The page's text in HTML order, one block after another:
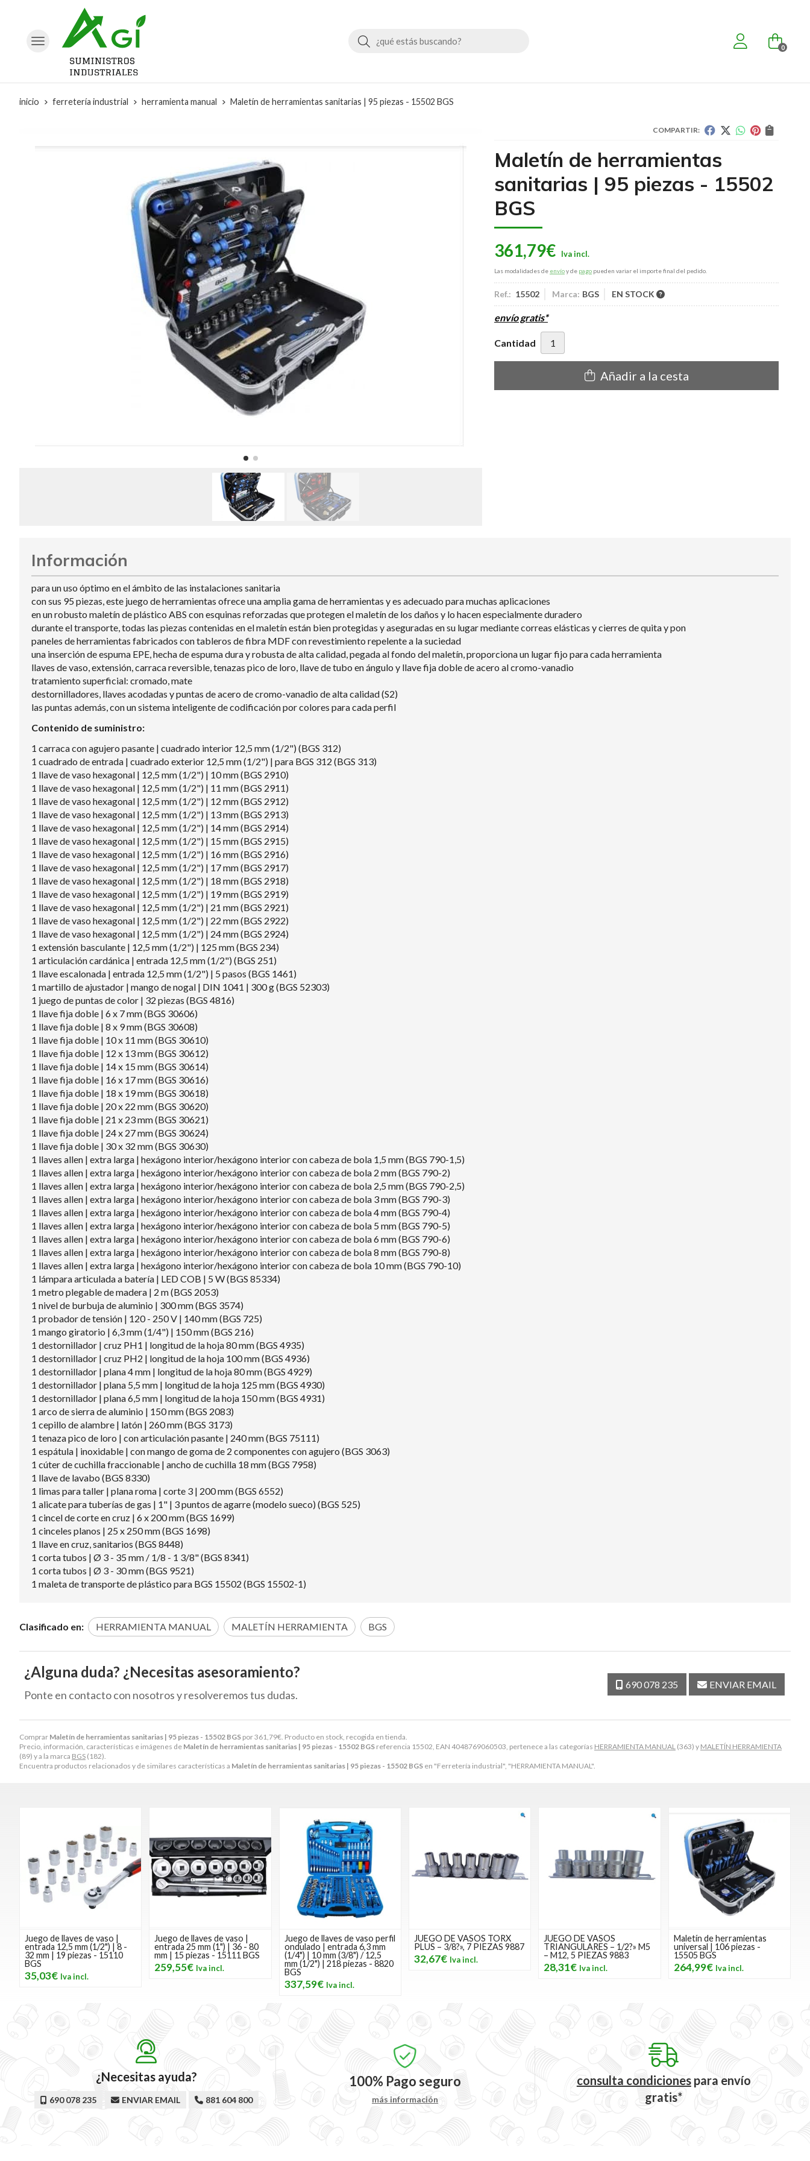
Buscar 0
inicio ferretería industrial herramienta manual Maletín de herramientas sanitarias | 95 piezas - 15502 BGS
COMPARTIR:
Maletín de herramientas
sanitarias | 95 piezas - 15502
BGS
361,79€
Las modalidades de envíoy de pago pueden variar el importe final del pedido.
Ref.: 15502 Marca: BGS EN STOCK
envío gratis*
Cantidad
Añadir a la cesta
Comprar Maletín de herramientas sanitarias | 95 piezas - 15502 BGS por361,79€ . Producto en stock, recogida en tienda.
Precio, información, características e imágenes de Maletín de herramientas sanitarias | 95 piezas - 15502 BGS referencia 15502, EAN 4048769060503, pertenece a las categorías HERRAMIENTA MANUAL (363) y MALETÍN HERRAMIENTA
(89) y a la marca BGS (182).
Encuentra productos relacionados y de similares características a Maletín de herramientas sanitarias | 95 piezas - 15502 BGS en "Ferretería industrial", "HERRAMIENTA MANUAL".
Información
para un uso óptimo en el ámbito de las instalaciones sanitaria
con sus 95 piezas, este juego de herramientas ofrece una amplia gama de herramientas y es adecuado para muchas aplicaciones
en un robusto maletín de plástico ABS con esquinas reforzadas que protegen el maletín de los daños y lo hacen especialmente duradero
durante el transporte, todas las piezas contenidas en el maletín están bien protegidas y aseguradas en su lugar mediante correas elásticas y cierres de quita y pon
paneles de herramientas fabricados con tableros de fibra MDF con revestimiento repelente a la suciedad
una inserción de espuma EPE, hecha de espuma dura y robusta de alta calidad, pegada al fondo del maletín, proporciona un lugar fijo para cada herramienta
llaves de vaso, extensión, carraca reversible, tenazas pico de loro, llave de tubo en ángulo y llave fija doble de acero al cromo-vanadio
tratamiento superficial: cromado, mate
destornilladores, llaves acodadas y puntas de acero de cromo-vanadio de alta calidad (S2)
las puntas además, con un sistema inteligente de codificación por colores para cada perfil
Contenido de suministro:
1 carraca con agujero pasante | cuadrado interior 12,5 mm (1/2") (BGS 312)
1 cuadrado de entrada | cuadrado exterior 12,5 mm (1/2") | para BGS 312 (BGS 313)
1 llave de vaso hexagonal | 12,5 mm (1/2") | 10 mm (BGS 2910)
1 llave de vaso hexagonal | 12,5 mm (1/2") | 11 mm (BGS 2911)
1 llave de vaso hexagonal | 12,5 mm (1/2") | 12 mm (BGS 2912)
1 llave de vaso hexagonal | 12,5 mm (1/2") | 13 mm (BGS 2913)
1 llave de vaso hexagonal | 12,5 mm (1/2") | 14 mm (BGS 2914)
1 llave de vaso hexagonal | 12,5 mm (1/2") | 15 mm (BGS 2915)
1 llave de vaso hexagonal | 12,5 mm (1/2") | 16 mm (BGS 2916)
1 llave de vaso hexagonal | 12,5 mm (1/2") | 17 mm (BGS 2917)
1 llave de vaso hexagonal | 12,5 mm (1/2") | 18 mm (BGS 2918)
1 llave de vaso hexagonal | 12,5 mm (1/2") | 19 mm (BGS 2919)
1 llave de vaso hexagonal | 12,5 mm (1/2") | 21 mm (BGS 2921)
1 llave de vaso hexagonal | 12,5 mm (1/2") | 22 mm (BGS 2922)
1 llave de vaso hexagonal | 12,5 mm (1/2") | 24 mm (BGS 2924)
1 extensión basculante | 12,5 mm (1/2") | 125 mm (BGS 234)
1 articulación cardánica | entrada 12,5 mm (1/2") (BGS 251)
1 llave escalonada | entrada 12,5 mm (1/2") | 5 pasos (BGS 1461)
1 martillo de ajustador | mango de nogal | DIN 1041 | 300 g (BGS 52303)
1 juego de puntas de color | 32 piezas (BGS 4816)
1 llave fija doble | 6 x 7 mm (BGS 30606)
1 llave fija doble | 8 x 9 mm (BGS 30608)
1 llave fija doble | 10 x 11 mm (BGS 30610)
1 llave fija doble | 12 x 13 mm (BGS 30612)
1 llave fija doble | 14 x 15 mm (BGS 30614)
1 llave fija doble | 16 x 17 mm (BGS 30616)
1 llave fija doble | 18 x 19 mm (BGS 30618)
1 llave fija doble | 20 x 22 mm (BGS 30620)
1 llave fija doble | 21 x 23 mm (BGS 30621)
1 llave fija doble | 24 x 27 mm (BGS 30624)
1 llave fija doble | 30 x 32 mm (BGS 30630)
1 llaves allen | extra larga | hexágono interior/hexágono interior con cabeza de bola 1,5 mm (BGS 790-1,5)
1 llaves allen | extra larga | hexágono interior/hexágono interior con cabeza de bola 2 mm (BGS 790-2)
1 llaves allen | extra larga | hexágono interior/hexágono interior con cabeza de bola 2,5 mm (BGS 790-2,5)
1 llaves allen | extra larga | hexágono interior/hexágono interior con cabeza de bola 3 mm (BGS 790-3)
1 llaves allen | extra larga | hexágono interior/hexágono interior con cabeza de bola 4 mm (BGS 790-4)
1 llaves allen | extra larga | hexágono interior/hexágono interior con cabeza de bola 5 mm (BGS 790-5)
1 llaves allen | extra larga | hexágono interior/hexágono interior con cabeza de bola 6 mm (BGS 790-6)
1 llaves allen | extra larga | hexágono interior/hexágono interior con cabeza de bola 8 mm (BGS 790-8)
1 llaves allen | extra larga | hexágono interior/hexágono interior con cabeza de bola 10 mm (BGS 790-10)
1 lámpara articulada a batería | LED COB | 5 W (BGS 85334)
1 metro plegable de madera | 2 m (BGS 2053)
1 nivel de burbuja de aluminio | 300 mm (BGS 3574)
1 probador de tensión | 120 - 250 V | 140 mm (BGS 725)
1 mango giratorio | 6,3 mm (1/4") | 150 mm (BGS 216)
1 destornillador | cruz PH1 | longitud de la hoja 80 mm (BGS 4935)
1 destornillador | cruz PH2 | longitud de la hoja 100 mm (BGS 4936)
1 destornillador | plana 4 mm | longitud de la hoja 80 mm (BGS 4929)
1 destornillador | plana 5,5 mm | longitud de la hoja 125 mm (BGS 4930)
1 destornillador | plana 6,5 mm | longitud de la hoja 150 mm (BGS 4931)
1 arco de sierra de aluminio | 150 mm (BGS 2083)
1 cepillo de alambre | latón | 260 mm (BGS 3173)
1 tenaza pico de loro | con articulación pasante | 240 mm (BGS 75111)
1 espátula | inoxidable | con mango de goma de 2 componentes con agujero (BGS 3063)
1 cúter de cuchilla fraccionable | ancho de cuchilla 18 mm (BGS 7958)
1 llave de lavabo (BGS 8330)
1 limas para taller | plana roma | corte 3 | 200 mm (BGS 6552)
1 alicate para tuberías de gas | 1" | 3 puntos de agarre (modelo sueco) (BGS 525)
1 cincel de corte en cruz | 6 x 200 mm (BGS 1699)
1 cinceles planos | 25 x 250 mm (BGS 1698)
1 llave en cruz, sanitarios (BGS 8448)
1 corta tubos | Ø 3 - 35 mm / 1/8 - 1 3/8" (BGS 8341)
1 corta tubos | Ø 3 - 30 mm (BGS 9521)
1 maleta de transporte de plástico para BGS 15502 (BGS 15502-1)
Clasificado en: HERRAMIENTA MANUAL MALETÍN HERRAMIENTA BGS
¿Alguna duda? ¿Necesitas asesoramiento?
Ponte en contacto con nosotros y resolveremos tus dudas.
690 078 235 ENVIAR EMAIL
Juego de llaves de vaso |
entrada 12,5 mm (1/2") | 8 -
32 mm | 19 piezas - 15110
BGS
35,03€
Juego de llaves de vaso |
entrada 25 mm (1") | 36 - 80
mm | 15 piezas - 15111 BGS
259,55€
Juego de llaves de vaso perfil
ondulado | entrada 6,3 mm
(1/4") | 10 mm (3/8") / 12,5
mm (1/2") | 218 piezas - 8820
BGS
337,59€
JUEGO DE VASOS TORX
PLUS – 3/8?», 7 PIEZAS 9887
32,67€
JUEGO DE VASOS
TRIANGULARES – 1/2?» M5
– M12, 5 PIEZAS 9883
28,31€
Maletín de herramientas
universal | 106 piezas -
15505 BGS
264,99€
¿Necesitas ayuda?
690 078 235 ENVIAR EMAIL 881 604 800
100% Pago seguro
más información
consulta condicionespara envío
gratis*